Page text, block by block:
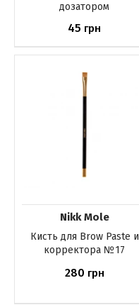
дозатором
45 грн
Nikk Mole
Кисть для Brow Paste и
корректора №17
280 грн